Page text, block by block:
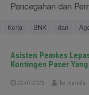
Pencegahan dan
Kerja BNK dan
Asisten Pemkes
Kontingen Paser
22-07-2025 Ika marsila